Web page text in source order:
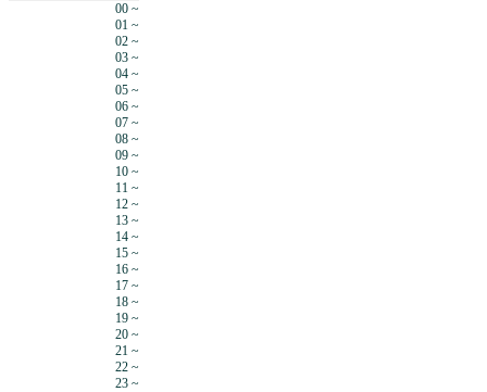
00 ~
01 ~
02 ~
03 ~
04 ~
05 ~
06 ~
07 ~
08 ~
09 ~
10 ~
11 ~
12 ~
13 ~
14 ~
15 ~
16 ~
17 ~
18 ~
19 ~
20 ~
21 ~
22 ~
23 ~